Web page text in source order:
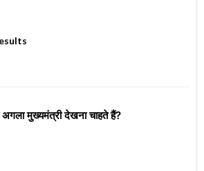
मुख्यमंत्री देखना चाहते हैं?